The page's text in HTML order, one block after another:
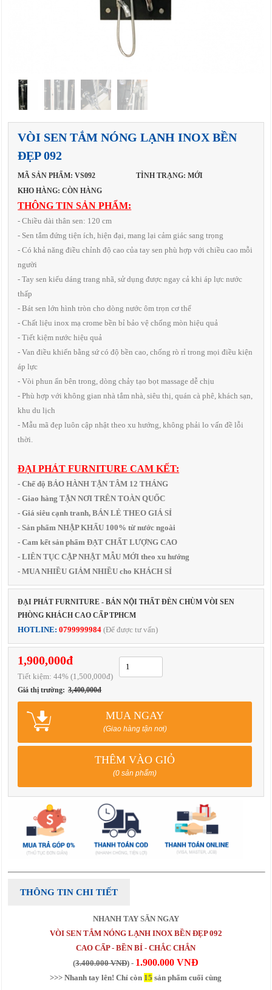
VÒI SEN TẮM NÓNG LẠNH INOX BỀN
ĐẸP 092
MÃ SẢN PHẨM: VS092
TÌNH TRẠNG: MỚI
KHO HÀNG: CÒN HÀNG
THÔNG TIN SẢN PHẨM:
- Chiều dài thân sen: 120 cm
- Sen tắm đứng tiện ích, hiện đại, mang lại cảm giác sang trọng
- Có khả năng điều chỉnh độ cao của tay sen phù hợp với chiều cao mỗi
người
- Tay sen kiểu dáng trang nhã, sử dụng được ngay cả khi áp lực nước
thấp
- Bát sen lớn hình tròn cho dòng nước ôm trọn cơ thể
- Chất liệu inox mạ crome bền bỉ bảo vệ chống mòn hiệu quả
- Tiết kiệm nước hiệu quả
- Van điều khiển bằng sứ có độ bền cao, chống rò rỉ trong mọi điều kiện
áp lực
- Vòi phun ẩn bên trong, dòng chảy tạo bọt massage dễ chịu
- Phù hợp với không gian nhà tắm nhà, siêu thị, quán cà phê, khách sạn,
khu du lịch
- Mẫu mã đẹp luôn cập nhật theo xu hướng, không phải lo vấn đề lỗi
thời.
ĐẠI PHÁT FURNITURE CAM KẾT:
- Chế độ BẢO HÀNH TẬN TÂM 12 THÁNG
- Giao hàng TẬN NƠI TRÊN TOÀN QUỐC
- Giá siêu cạnh tranh, BÁN LẺ THEO GIÁ SỈ
- Sản phẩm NHẬP KHẨU 100% từ nước ngoài
- Cam kết sản phẩm ĐẠT CHẤT LƯỢNG CAO
- LIÊN TỤC CẬP NHẬT MẪU MỚI theo xu hướng
- MUA NHIỀU GIẢM NHIỀU cho KHÁCH SỈ
ĐẠI PHÁT FURNITURE - BÁN NỘI THẤT ĐÈN CHÙM VÒI SEN
PHÒNG KHÁCH CAO CẤP TPHCM
HOTLINE:0799999984 (Để được tư vấn)
1,900,000đ
Tiết kiệm:44% (1,500,000đ)
Giá thị trường: 3,400,000đ
MUA NGAY
(Giao hàng tận nơi)
THÊM VÀO GIỎ
(0 sản phẩm)
THÔNG TIN CHI TIẾT
NHANH TAY SĂN NGAY
VÒI SEN TẮM NÓNG LẠNH INOX BỀN ĐẸP 092
CAO CẤP - BỀN BỈ - CHẮC CHẮN
(3.400.000 VNĐ) - 1.900.000 VNĐ
>>> Nhanh tay lên! Chỉ còn 15 sản phẩm cuối cùng